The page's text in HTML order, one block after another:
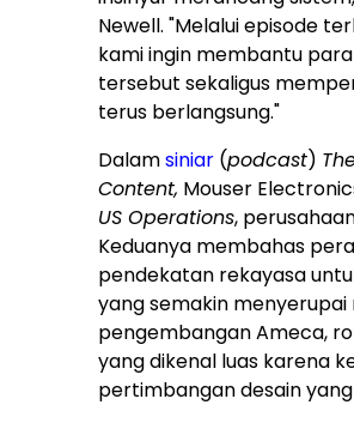
Newell. "Melalui episode
kami ingin membantu
tersebut sekaligus
terus berlangsung."
Dalamsiniar (podcast)
Content, Mouser
US Operations,
Keduanya membahas
pendekatan rekayasa
yang semakin menyerupai
pengembangan Ameca,
yang dikenal luas karena
pertimbangan desain